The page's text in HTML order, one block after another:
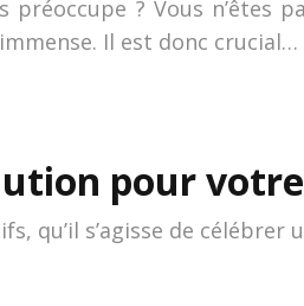
? Vous n’êtes
Il est donc crucial…
pour
s’agisse de célébrer